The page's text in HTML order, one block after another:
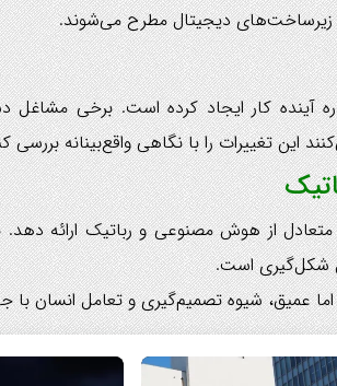
زیرساخت‌های دیجیتال مطرح می‌شوند.
کار ایجاد کرده است. برخی مشاغل
این تغییرات را با نگاهی واقع‌بینانه بررسی
از هوش مصنوعی و رباتیک ارائه دهد. نه
شکل‌گیری است.
عمیق، شیوه تصمیم‌گیری و تعامل انسان با